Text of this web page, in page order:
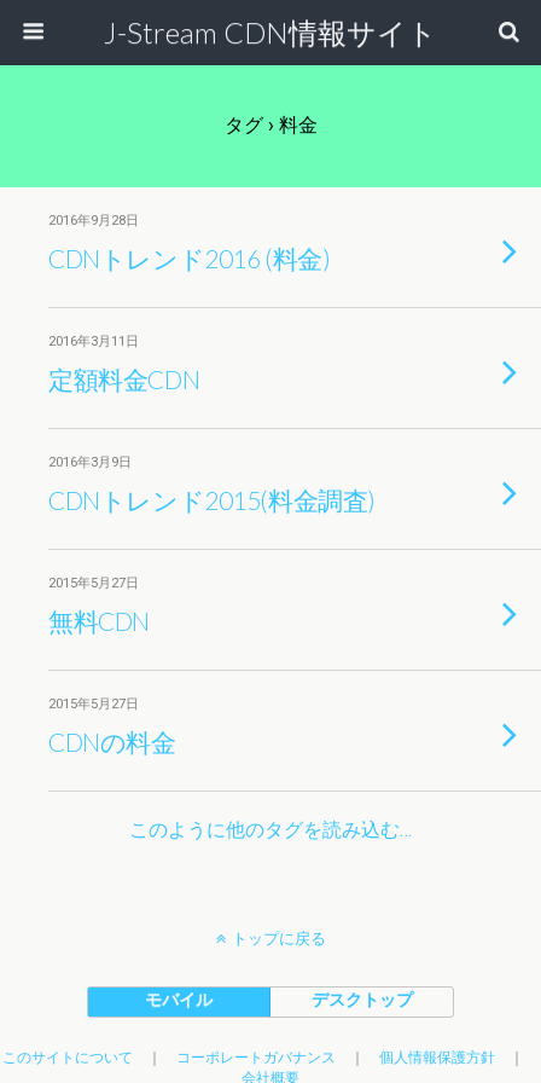
J-Stream CDN情報サイト
タグ › 料金
2016年9月28日
CDNトレンド2016 (料金)
2016年3月11日
定額料金CDN
2016年3月9日
CDNトレンド2015(料金調査)
2015年5月27日
無料CDN
2015年5月27日
CDNの料金
このように他のタグを読み込む…
トップに戻る
モバイル デスクトップ
このサイトについて コーポレートガバナンス 個人情報保護方針
会社概要